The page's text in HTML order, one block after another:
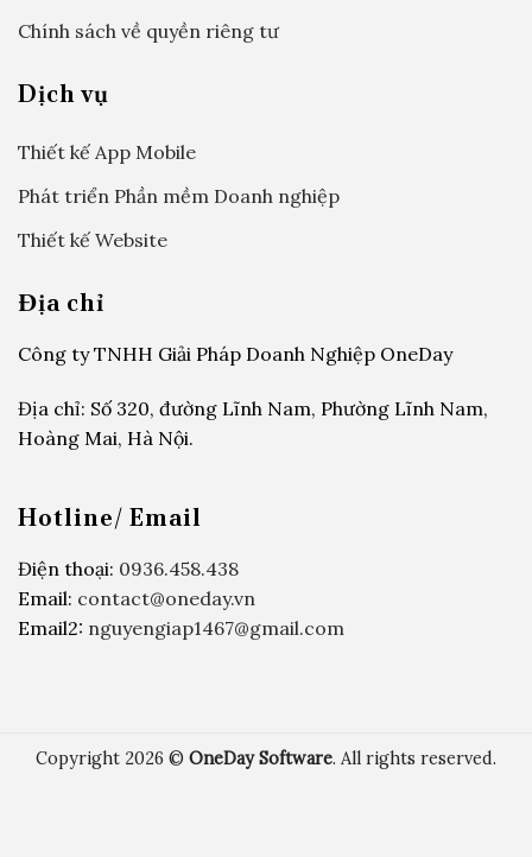
Chính sách về quyền riêng tư
Dịch vụ
Thiết kế App Mobile
Phát triển Phần mềm Doanh nghiệp
Thiết kế Website
Địa chỉ
Công ty TNHH Giải Pháp Doanh Nghiệp OneDay
Địa chỉ: Số 320, đường Lĩnh Nam, Phường Lĩnh Nam,
Hoàng Mai, Hà Nội.
Hotline/ Email
Điện thoại: 0936.458.438
Email: contact@oneday.vn
Email2: nguyengiap1467@gmail.com
Copyright 2026 © OneDay Software. All rights reserved.